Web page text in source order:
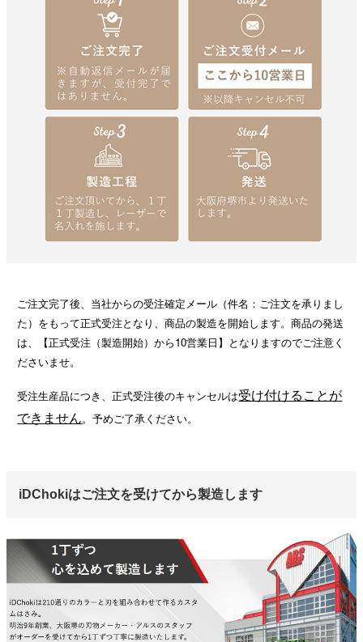
ご注文完了後、当社からの受注確定メール（件名：ご注文を承りまし
た）をもって正式受注となり、商品の製造を開始します。商品の発送
は、【正式受注（製造開始）から10営業日】となりますのでご注意く
ださいませ。
受注生産品につき、正式受注後のキャンセルは受け付けることが
できません。予めご了承ください。
iDChokiはご注文を受けてから製造します